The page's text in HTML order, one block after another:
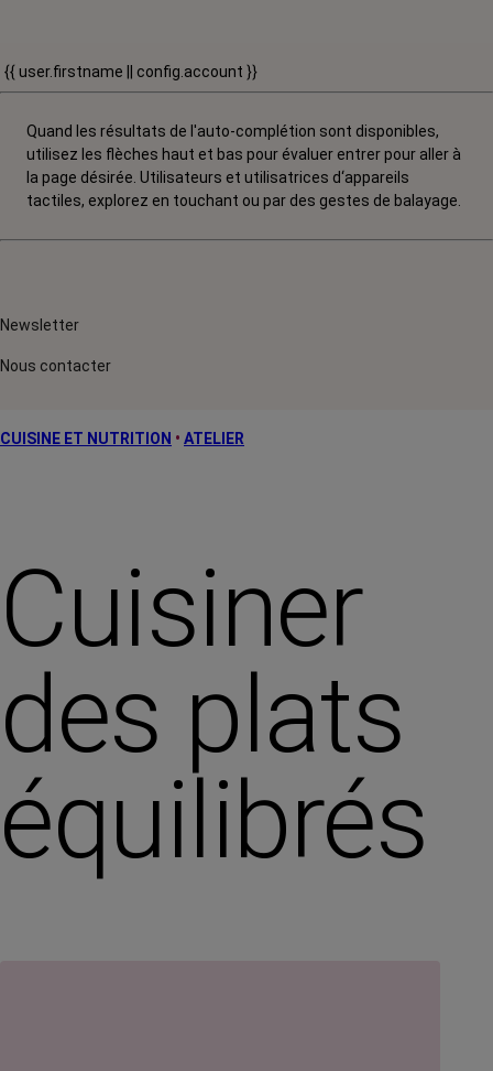
{{ user.firstname || config.account }}
Quand les résultats de l'auto-complétion sont disponibles,
utilisez les flèches haut et bas pour évaluer entrer pour aller à
la page désirée. Utilisateurs et utilisatrices d‘appareils
tactiles, explorez en touchant ou par des gestes de balayage.
Newsletter
Nous contacter
CUISINE ET NUTRITION • ATELIER
Cuisiner
des plats
équilibrés